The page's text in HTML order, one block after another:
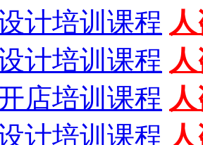
计培训课程
计培训课程
店培训课程
计培训课程